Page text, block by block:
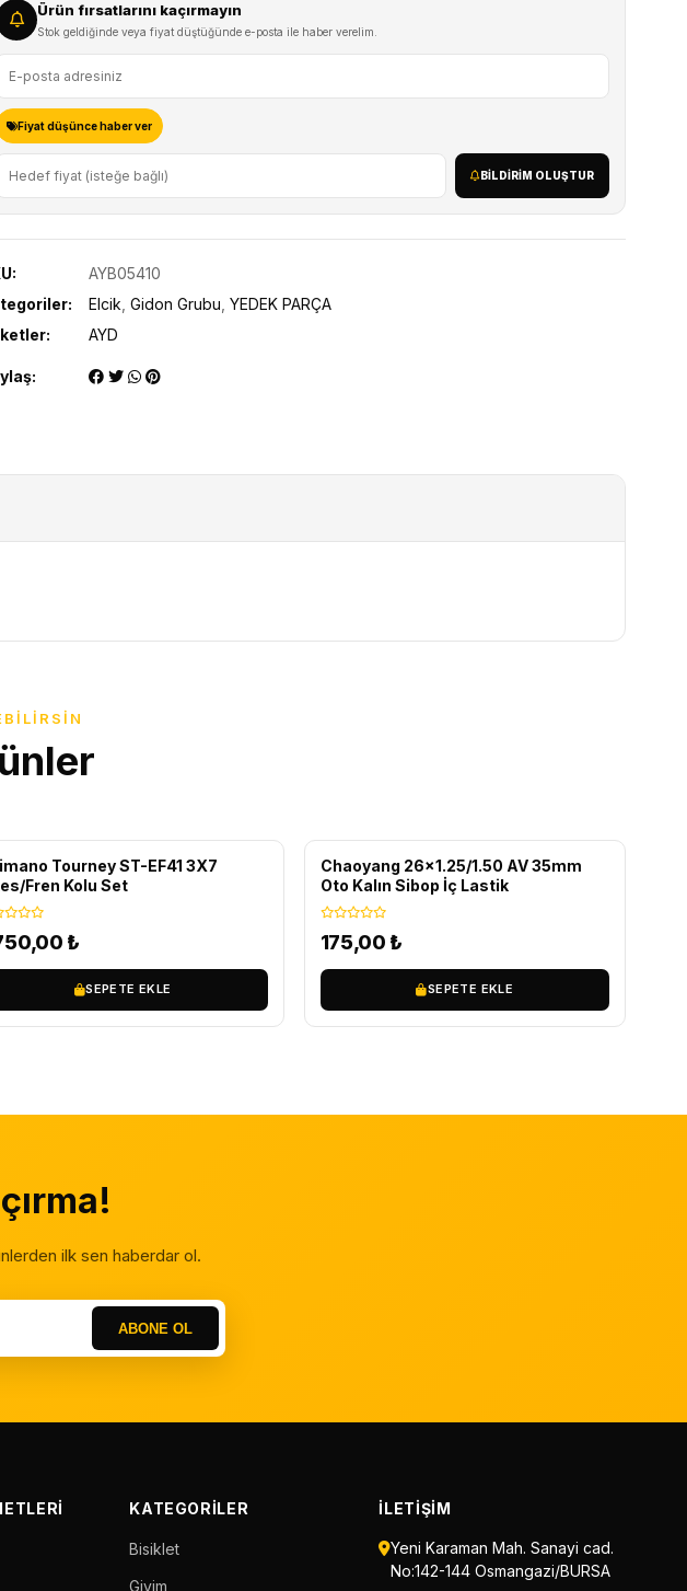
Ürün fırsatlarını kaçırmayın
Stok geldiğinde veya fiyat düştüğünde e-posta ile haber verelim.
Fiyat düşünce haber ver
BILDIRIM OLUŞTUR
AYB05410
Elcik Gidon Grubu YEDEK PARÇA
AYD
Tourney ST-EF41 3X7
Fren Kolu Set
₺
SEPETE EKLE
Chaoyang 26x1.25/1.50 AV 35mm
Oto Kalın Sibop İç Lastik
175,00 ₺
SEPETE EKLE
ilk sen haberdar ol.
ABONE OL
KATEGORILER
Bisiklet
Giyim
İLETIŞIM
Yeni Karaman Mah. Sanayi cad.
No:142-144 Osmangazi/BURSA